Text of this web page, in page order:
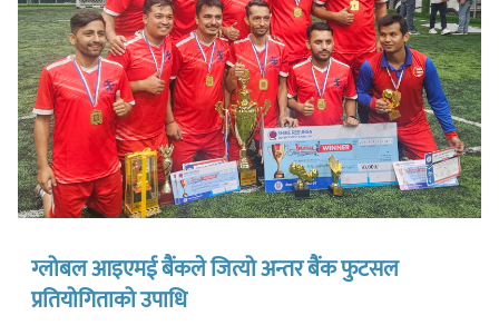
ग्लोबल आइएमई बैंकले जित्यो अन्तर बैंक फुटसल
प्रतियोगिताको उपाधि